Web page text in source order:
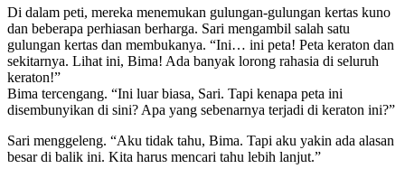
Di dalam peti, mereka menemukan gulungan-gulungan kertas kuno
dan beberapa perhiasan berharga. Sari mengambil salah satu
gulungan kertas dan membukanya. “Ini… ini peta! Peta keraton dan
sekitarnya. Lihat ini, Bima! Ada banyak lorong rahasia di seluruh
keraton!”
Bima tercengang. “Ini luar biasa, Sari. Tapi kenapa peta ini
disembunyikan di sini? Apa yang sebenarnya terjadi di keraton ini?”
Sari menggeleng. “Aku tidak tahu, Bima. Tapi aku yakin ada alasan
besar di balik ini. Kita harus mencari tahu lebih lanjut.”